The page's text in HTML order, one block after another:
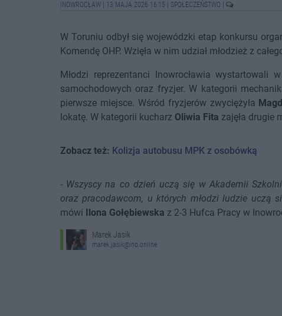
INOWROCŁAW 13 MAJA 2026 16:15 SPOŁECZEŃSTWO
W Toruniu odbył się wojewódzki etap konkursu
Komendę OHP. Wzięła w nim udział młodzież z
Młodzi reprezentanci Inowrocławia wystartowali
samochodowych oraz fryzjer. W kategorii
pierwsze miejsce. Wśród fryzjerów zwyciężyła
lokatę. W kategorii kucharz Oliwia Fita zajęła drugie
Zobacz też: Kolizja autobusu MPK z osobówką
- Wszyscy na co dzień uczą się w Akademii
oraz pracodawcom, u których młodzi ludzie uczą
mówi Ilona Gołębiewska z 2-3 Hufca Pracy w
Marek Jasik
marek.jasik@ino.online